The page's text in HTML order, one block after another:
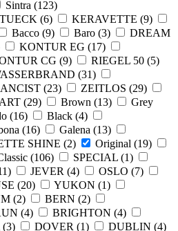
Sintra (123)
(6) KERAVETTE (9)
Bacco (9) Baro (3)
DREAM
KONTUR EG (17)
СG (9) RIEGEL 50 (5)
(31)
(23) ZEITLOS (29)
(29) Brown (13)
Grey
(16) Black (4)
(16) Galena (13)
SHINE (2) Original (19)
(106) SPECIAL (1)
) JEVER (4) OSLO (7)
(20) YUKON (1)
(2) BERN (2)
(4) BRIGHTON (4)
(3) DOVER (1) DUBLIN (4)